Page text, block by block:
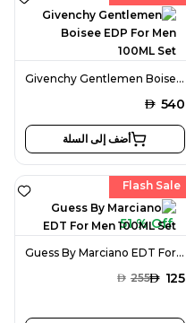
Givenchy Gentlemen Boisee EDP For Men 100ML Set
AED 540
أضف إلى السلة
Flash Sale
51 % Off
Guess By Marciano EDT For Men 100ML Set
AED 125
AED 255